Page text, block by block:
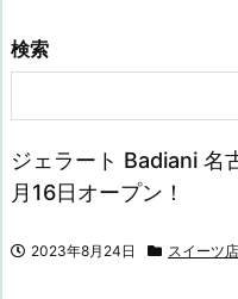
検索
ジェラート Badiani
月16日オープン！
2023年8月24日 スイーツ店